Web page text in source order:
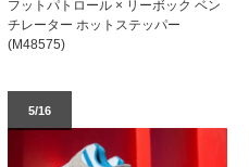
フットパトロール × リーボック ベン
チレーター ホットステッパー
(M48575)
5/16